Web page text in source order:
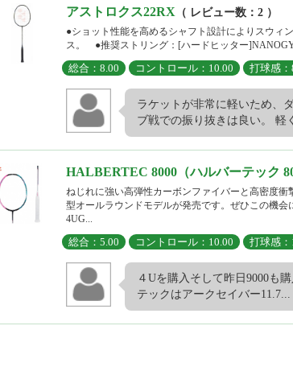
アストロクス22RX （ レビュー数：2 ）
●ショット性能を高めるシャフト設計によりスウィ
ス。 ●推奨ストリング：[ハードヒッター
総合：8.00 コントロール：10.00 打球感：
ラケットが非常に軽いため、
ブ戦での振り抜きは良い。 軽
HALBERTEC 8000（ハルバーテック
ねじれに強い高弾性カーボンファイバーと高密度
型オールラウンドモデルが発売です。ぜひこの機会
4UG...
総合：5.00 コントロール：10.00 打球感：
４Uを購入そして昨日9000も
テックはアークセイバー11.7...